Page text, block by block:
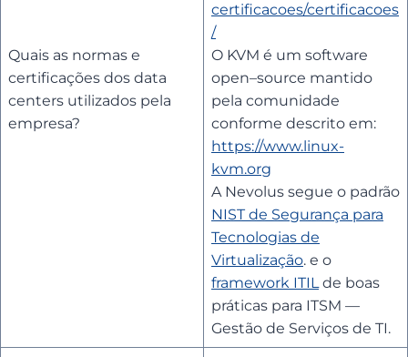
Quais as normas e
certificações dos data
centers utilizados pela
empresa?
certificacoes/certificacoes
/
O KVM é um software
open–source mantido
pela comunidade
conforme descrito em:
https://www.linux-
kvm.org
A Nevolus segue o padrão
NIST de Segurança para
Tecnologias de
Virtualização. e o
framework ITILde boas
práticas para ITSM —
Gestão de Serviços de TI.